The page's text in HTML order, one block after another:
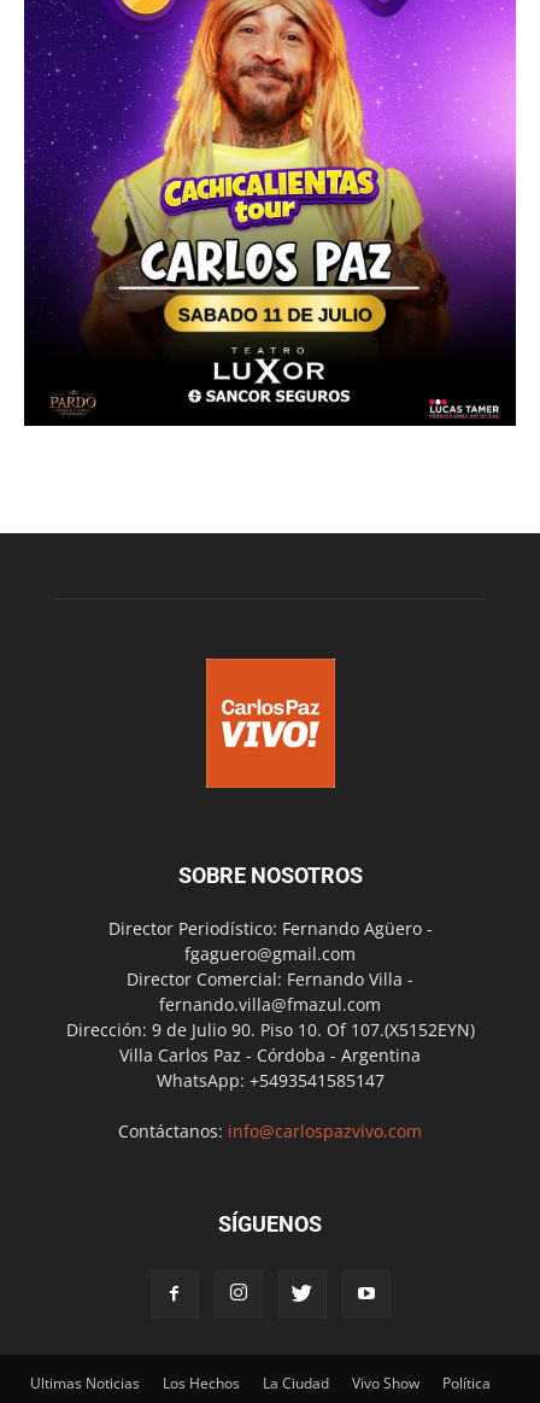
SOBRE NOSOTROS
Director Periodístico: Fernando Agüero -
fgaguero@gmail.com
Director Comercial: Fernando Villa -
fernando.villa@fmazul.com
Dirección: 9 de Julio 90. Piso 10. Of 107.(X5152EYN)
Villa Carlos Paz - Córdoba - Argentina
WhatsApp: +5493541585147
Contáctanos: info@carlospazvivo.com
SÍGUENOS
Ultimas Noticias Los Hechos La Ciudad Vivo Show
Política